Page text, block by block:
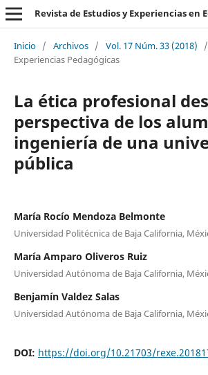
Revista de Estudios y Experiencias en
Inicio / Archivos / Vol. 17 Núm. 33 (2018)
/
Experiencias Pedagógicas
La ética profesional
perspectiva de los
ingeniería de una
pública
María Rocío Mendoza Belmonte
Universidad Politécnica de Baja California,
María Amparo Oliveros Ruiz
Universidad Autónoma de Baja California,
Benjamín Valdez Salas
Universidad Autónoma de Baja California,
DOI: https://doi.org/10.21703/